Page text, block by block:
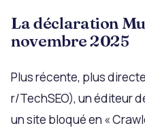
La déclaration
novembre 2025
Plus récente, plus
r/TechSEO), un éditeur
un site bloqué en «